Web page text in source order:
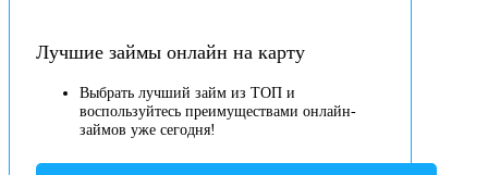
Лучшие займы онлайн на карту
Выбрать лучший займ из ТОП и
воспользуйтесь преимуществами онлайн-
займов уже сегодня!